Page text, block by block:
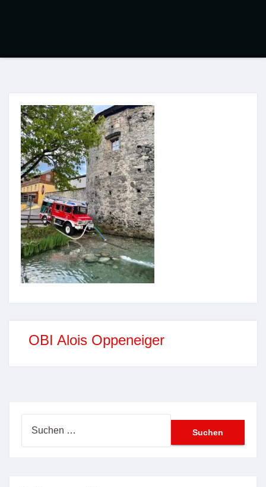
OBI Alois Oppeneiger